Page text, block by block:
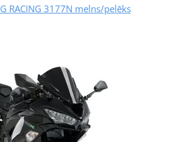
RACING 3177N melns/pelēks